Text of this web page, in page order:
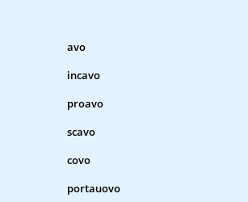
avo
incavo
proavo
scavo
covo
portauovo